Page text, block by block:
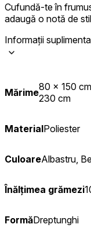
Cufundă-te în
adaugă o notă de
Informații
Mărime80 x 150
230 cm
MaterialPoliester
CuloareAlbastru,
Înălțimea grămezi
FormăDreptunghi